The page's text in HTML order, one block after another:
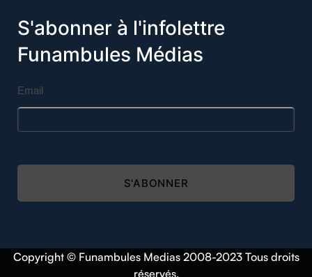
S'abonner à l'infolettre
Funambules Médias
Email
S'ABONNER
Copyright © Funambules Medias 2008-2023 Tous droits
réservés.